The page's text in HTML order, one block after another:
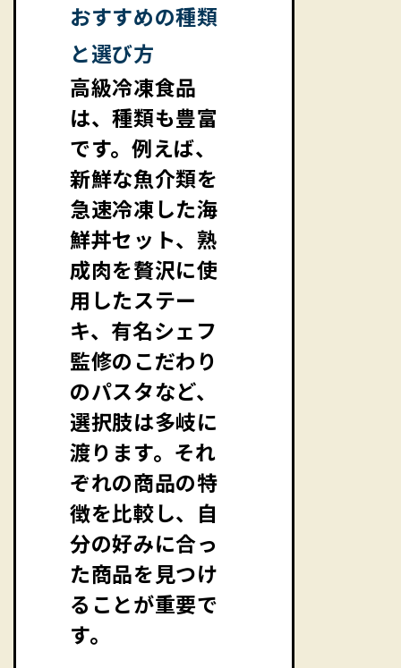
おすすめの種類
と選び方
高級冷凍食品
は、種類も豊富
です。例えば、
新鮮な魚介類を
急速冷凍した海
鮮丼セット、熟
成肉を贅沢に使
用したステー
キ、有名シェフ
監修のこだわり
のパスタなど、
選択肢は多岐に
渡ります。それ
ぞれの商品の特
徴を比較し、自
分の好みに合っ
た商品を見つけ
ることが重要で
す。